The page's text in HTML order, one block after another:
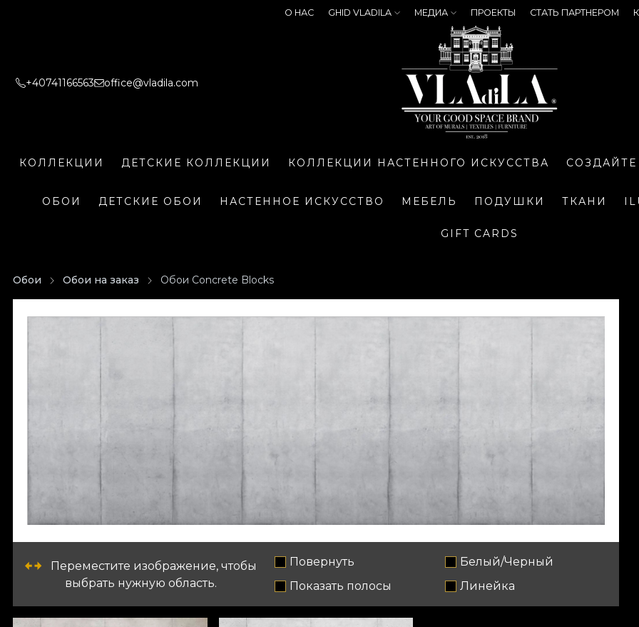
О НАС GHID VLADILA МЕДИА ПРОЕКТЫ СТАТЬ ПАРТНЕРОМ
+40741166563 office@vladila.com
КОЛЛЕКЦИИ ДЕТСКИЕ КОЛЛЕКЦИИ КОЛЛЕКЦИИ НАСТЕННОГО ИСКУССТВА
ОБОИ ДЕТСКИЕ ОБОИ НАСТЕННОЕ ИСКУССТВО МЕБЕЛЬ ПОДУШКИ ТКАНИ
GIFT CARDS
Обои Обои на заказ Обои Concrete Blocks
Переместите изображение, чтобы
выбрать нужную область.
Повернуть
Белый/Черный
Показать полосы
Линейка